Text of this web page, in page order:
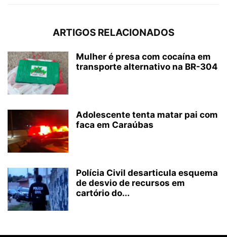
ARTIGOS RELACIONADOS
Mulher é presa com cocaína em
transporte alternativo na BR-304
Adolescente tenta matar pai com
faca em Caraúbas
Polícia Civil desarticula esquema
de desvio de recursos em
cartório do...